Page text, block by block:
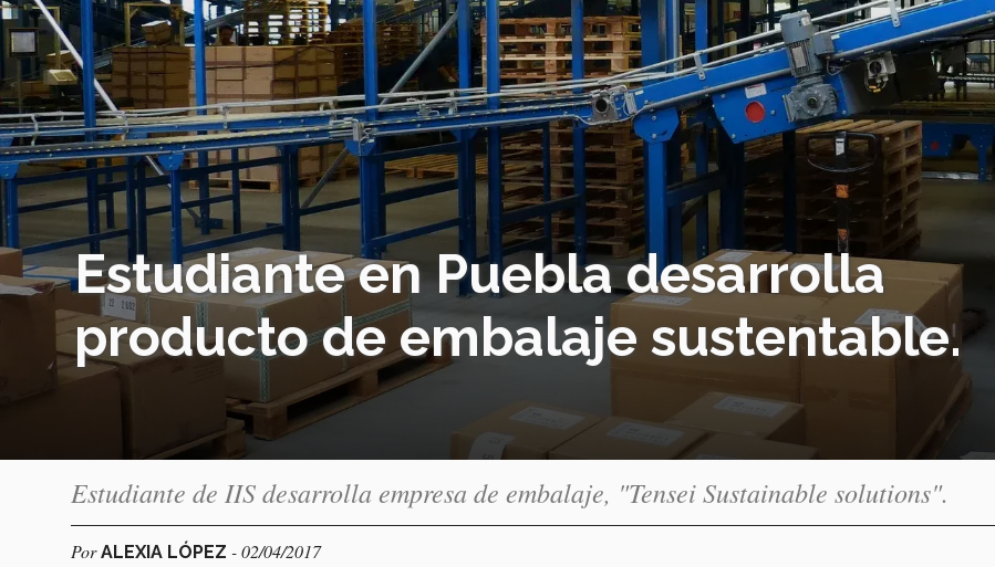
Estudiante en Puebla desarrolla
producto de embalaje sustentable.
Estudiante de IIS desarrolla empresa de embalaje, "Tensei Sustainable solutions".
PorALEXIA LÓPEZ - 02/04/2017